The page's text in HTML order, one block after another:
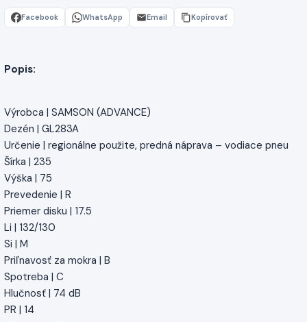
Facebook WhatsApp Email Kopírovať
Popis:
Výrobca | SAMSON (ADVANCE)
Dezén | GL283A
Určenie | regionálne použite, predná náprava – vodiace pneu
Šírka | 235
Výška | 75
Prevedenie | R
Priemer disku | 17.5
Li | 132/130
Si | M
Priľnavosť za mokra | B
Spotreba | C
Hlučnosť | 74 dB
PR | 14